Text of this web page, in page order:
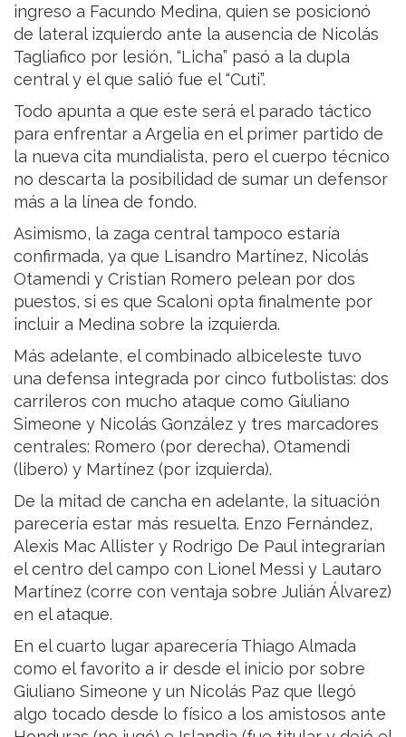
ingreso a Facundo Medina, quien se posicionó
de lateral izquierdo ante la ausencia de Nicolás
Tagliafico por lesión, “Licha” pasó a la dupla
central y el que salió fue el “Cuti”.
Todo apunta a que este será el parado táctico
para enfrentar a Argelia en el primer partido de
la nueva cita mundialista, pero el cuerpo técnico
no descarta la posibilidad de sumar un defensor
más a la línea de fondo.
Asimismo, la zaga central tampoco estaría
confirmada, ya que Lisandro Martínez, Nicolás
Otamendi y Cristian Romero pelean por dos
puestos, si es que Scaloni opta finalmente por
incluir a Medina sobre la izquierda.
Más adelante, el combinado albiceleste tuvo
una defensa integrada por cinco futbolistas: dos
carrileros con mucho ataque como Giuliano
Simeone y Nicolás González y tres marcadores
centrales: Romero (por derecha), Otamendi
(libero) y Martínez (por izquierda).
De la mitad de cancha en adelante, la situación
parecería estar más resuelta. Enzo Fernández,
Alexis Mac Allister y Rodrigo De Paul integrarían
el centro del campo con Lionel Messi y Lautaro
Martínez (corre con ventaja sobre Julián Álvarez)
en el ataque.
En el cuarto lugar aparecería Thiago Almada
como el favorito a ir desde el inicio por sobre
Giuliano Simeone y un Nicolás Paz que llegó
algo tocado desde lo físico a los amistosos ante